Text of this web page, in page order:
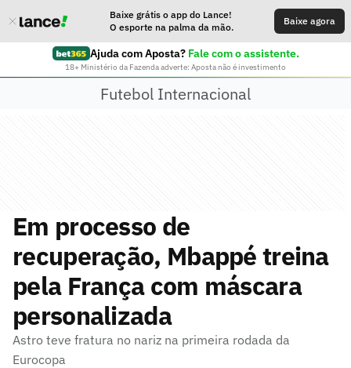
Baixe grátis o app do Lance!
O esporte na palma da mão.
Baixe agora
Ajuda com Aposta? Fale com o assistente.
18+ Ministério da Fazenda adverte: Aposta não é investimento
Futebol Internacional
Em processo de
recuperação, Mbappé treina
pela França com máscara
personalizada
Astro teve fratura no nariz na primeira rodada da
Eurocopa